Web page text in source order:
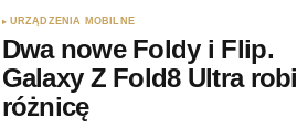
URZĄDZENIA MOBILNE
Dwa nowe Foldy i Flip.
Galaxy Z Fold8 Ultra robi
różnicę